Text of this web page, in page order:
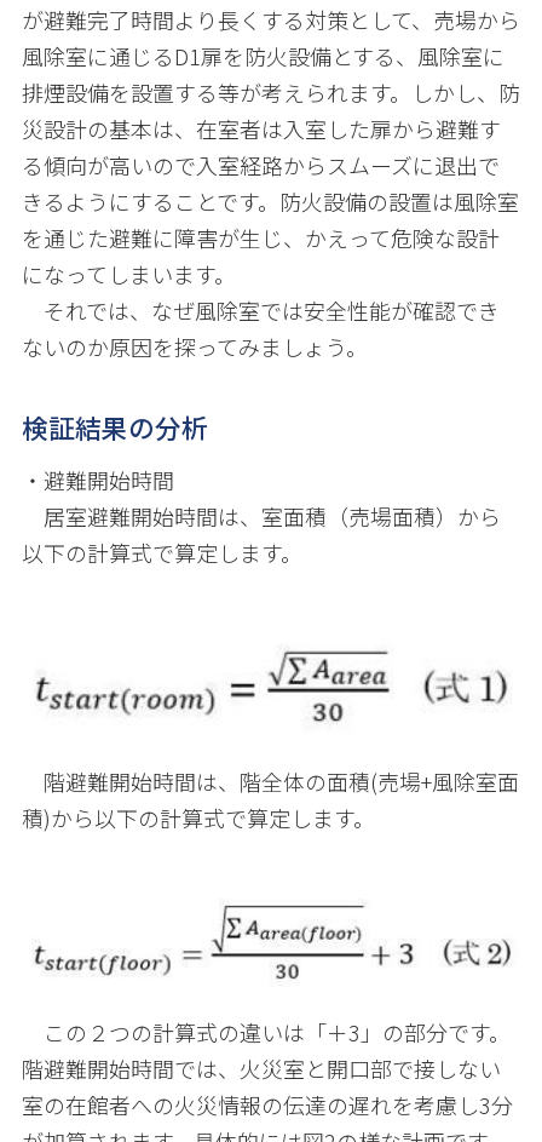
が避難完了時間より長くする対策として、売場から
風除室に通じるD1扉を防火設備とする、風除室に
排煙設備を設置する等が考えられます。しかし、防
災設計の基本は、在室者は入室した扉から避難す
る傾向が高いので入室経路からスムーズに退出で
きるようにすることです。防火設備の設置は風除室
を通じた避難に障害が生じ、かえって危険な設計
になってしまいます。
それでは、なぜ風除室では安全性能が確認でき
ないのか原因を探ってみましょう。
検証結果の分析
・避難開始時間
居室避難開始時間は、室面積（売場面積）から
以下の計算式で算定します。
階避難開始時間は、階全体の面積(売場+風除室面
積)から以下の計算式で算定します。
この２つの計算式の違いは「＋3」の部分です。
階避難開始時間では、火災室と開口部で接しない
室の在館者への火災情報の伝達の遅れを考慮し3分